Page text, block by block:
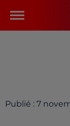
Publié : 7